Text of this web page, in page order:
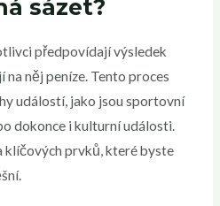
sázet?
předpovídají výsledek
něj peníze. Tento proces
událostí, jako jsou sportovní
dokonce i kulturní události.
klíčových prvků, které byste